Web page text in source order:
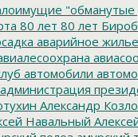
80 лет 80 лет
аварийное жилье
автомобили
администрация
Александр
Навальный